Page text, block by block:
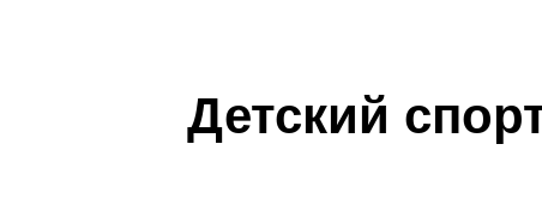
Детский